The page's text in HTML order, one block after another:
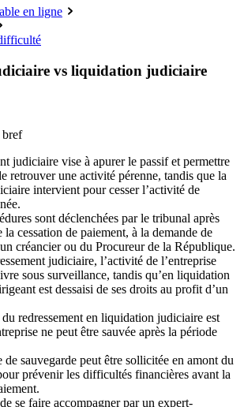
en ligne
vs liquidation judiciaire
judiciaire vise à apurer le passif et permettre
retrouver une activité pérenne, tandis que la
intervient pour cesser l’activité de
sont déclenchées par le tribunal après
la cessation de paiement, à la demande de
créancier ou du Procureur de la République.
judiciaire, l’activité de l’entreprise
sous surveillance, tandis qu’en liquidation
est dessaisi de ses droits au profit d’un
redressement en liquidation judiciaire est
ne peut être sauvée après la période
de sauvegarde peut être sollicitée en amont du
prévenir les difficultés financières avant la
se faire accompagner par un expert-